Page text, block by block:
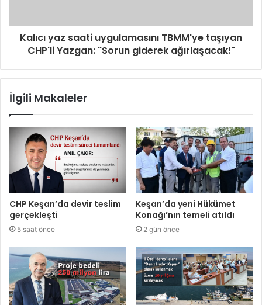
Kalıcı yaz saati uygulamasını TBMM'ye taşıyan
CHP'li Yazgan: "Sorun giderek ağırlaşacak!"
İlgili Makaleler
CHP Keşan’da devir teslim
gerçekleşti
5 saat önce
Keşan’da yeni Hükümet
Konağı’nın temeli atıldı
2 gün önce